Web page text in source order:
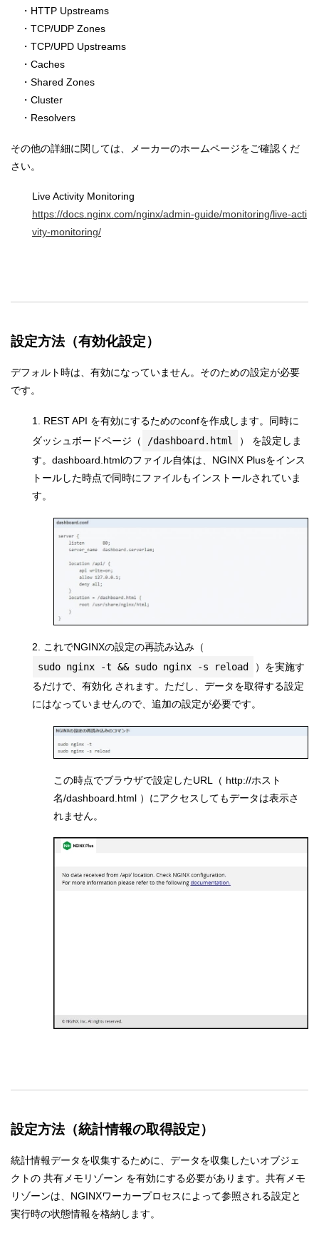
・HTTP Upstreams
・TCP/UDP Zones
・TCP/UPD Upstreams
・Caches
・Shared Zones
・Cluster
・Resolvers
その他の詳細に関しては、メーカーのホームページをご確認くだ
さい。
Live Activity Monitoring
https://docs.nginx.com/nginx/admin-guide/monitoring/live-acti
vity-monitoring/
設定方法（有効化設定）
デフォルト時は、有効になっていません。そのための設定が必要
です。
1. REST API を有効にするためのconfを作成します。同時に
ダッシュボードページ（
/dashboard.html
） を設定しま
す。dashboard.htmlのファイル自体は、NGINX Plusをインス
トールした時点で同時にファイルもインストールされていま
す。
2. これでNGINXの設定の再読み込み（
sudo nginx -t && sudo nginx -s reload
）を実施す
るだけで、有効化 されます。ただし、データを取得する設定
にはなっていませんので、追加の設定が必要です。
この時点でブラウザで設定したURL（ http://ホスト
名/dashboard.html ）にアクセスしてもデータは表示さ
れません。
設定方法（統計情報の取得設定）
統計情報データを収集するために、データを収集したいオブジェ
クトの 共有メモリゾーン を有効にする必要があります。共有メモ
リゾーンは、NGINXワーカープロセスによって参照される設定と
実行時の状態情報を格納します。